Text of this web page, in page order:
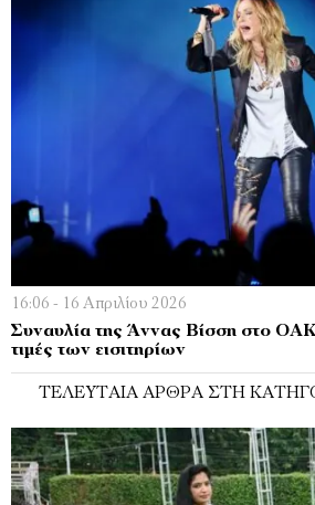
16:06 - 16 Απριλίου 2026
Συναυλία της Άννας Βίσση στο
τιμές των εισιτηρίων
ΤΕΛΕΥΤΑΊΑ ΆΡΘΡΑ ΣΤΗ